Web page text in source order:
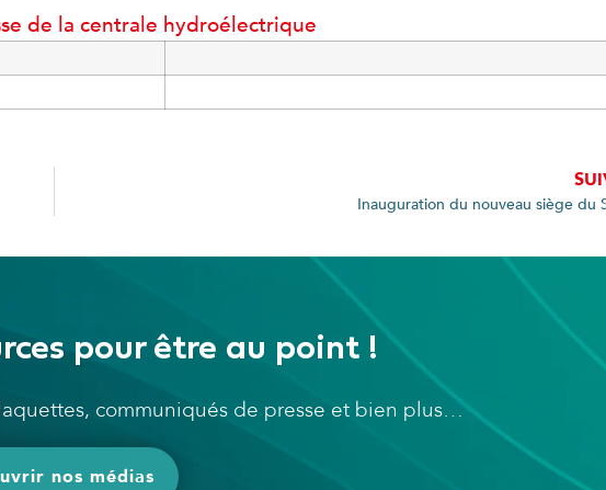
de la centrale hydroélectrique
Inauguration du nouveau siège du
pour être au point !
communiqués de presse et bien plus…
nos médias